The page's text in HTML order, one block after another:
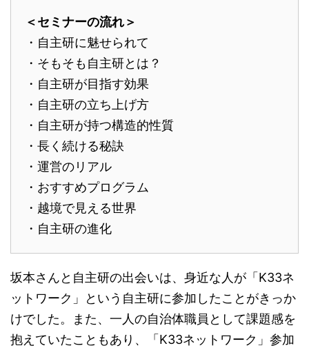
＜セミナーの流れ＞
・自主研に魅せられて
・そもそも自主研とは？
・自主研が目指す効果
・自主研の立ち上げ方
・自主研が持つ構造的性質
・長く続ける秘訣
・運営のリアル
・おすすめプログラム
・越境で見える世界
・自主研の進化
坂本さんと自主研の出会いは、身近な人が「K33ネ
ットワーク」という自主研に参加したことがきっか
けでした。また、一人の自治体職員として課題感を
抱えていたこともあり、「K33ネットワーク」参加